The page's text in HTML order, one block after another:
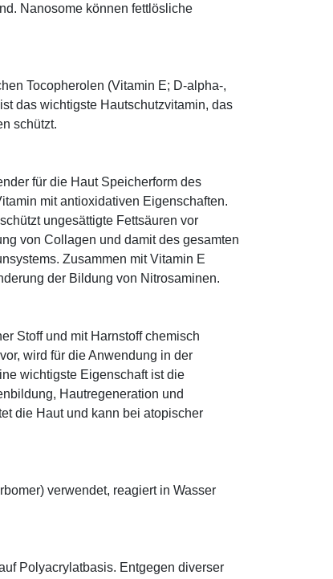
Nanosome können fettlösliche
Tocopherolen (Vitamin E; D-alpha-,
das wichtigste Hautschutzvitamin, das
schützt.
für die Haut Speicherform des
mit antioxidativen Eigenschaften.
ungesättigte Fettsäuren vor
von Collagen und damit des gesamten
Zusammen mit Vitamin E
der Bildung von Nitrosaminen.
Stoff und mit Harnstoff chemisch
wird für die Anwendung in der
wichtigste Eigenschaft ist die
Hautregeneration und
die Haut und kann bei atopischer
verwendet, reagiert in Wasser
Polyacrylatbasis. Entgegen diverser